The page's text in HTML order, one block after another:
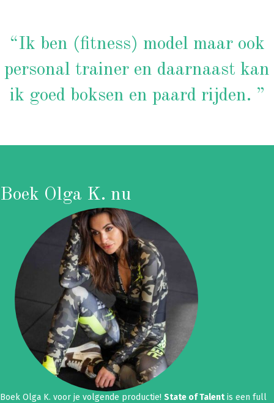
“Ik ben (fitness) model maar ook
personal trainer en daarnaast kan
ik goed boksen en paard rijden. ”
Boek Olga K. nu
Boek Olga K. voor je volgende productie! State of Talentis een full